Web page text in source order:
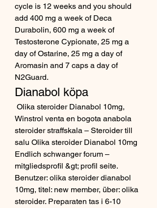
cycle is 12 weeks and you should
add 400 mg a week of Deca
Durabolin, 600 mg a week of
Testosterone Cypionate, 25 mg a
day of Ostarine, 25 mg a day of
Aromasin and 7 caps a day of
N2Guard.
Dianabol köpa
Winstrol venta en bogota anabola
steroider straffskala – Steroider till
salu Olika steroider Dianabol 10mg
Endlich schwanger forum –
mitgliedsprofil &gt; profil seite.
Benutzer: olika steroider dianabol
10mg, titel: new member, über: olika
steroider. Preparaten tas i 6-10